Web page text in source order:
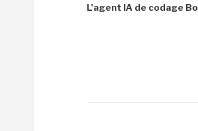
L'agent IA de codage